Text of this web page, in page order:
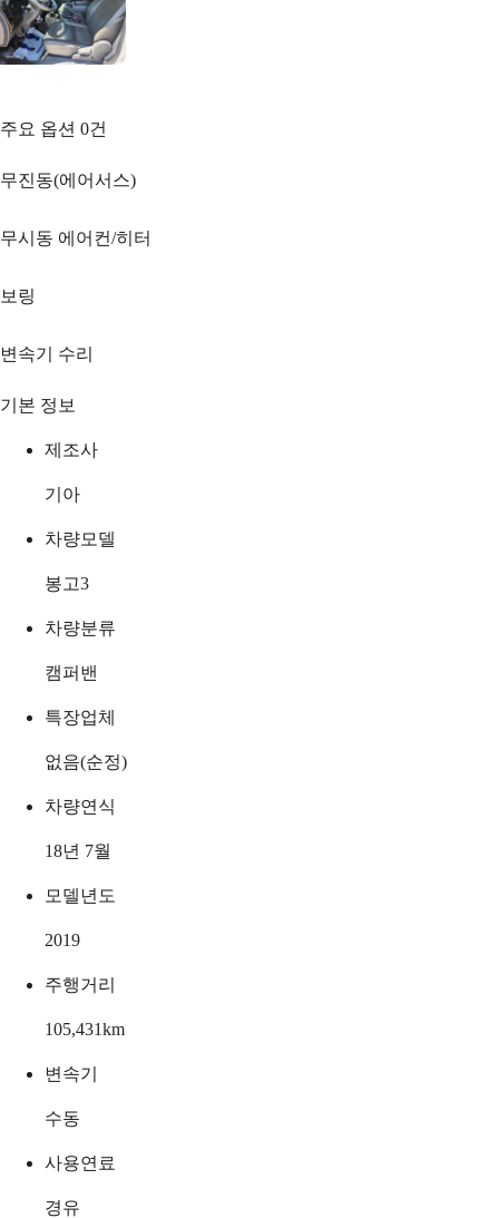
주요 옵션 0건
무진동(에어서스)
무시동 에어컨/히터
보링
변속기 수리
기본 정보
제조사
기아
차량모델
봉고3
차량분류
캠퍼밴
특장업체
없음(순정)
차량연식
18년 7월
모델년도
2019
주행거리
105,431km
변속기
수동
사용연료
경유